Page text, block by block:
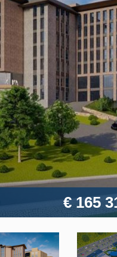
€ 165